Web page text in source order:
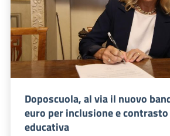
Doposcuola, al via il nuovo
euro per inclusione e
educativa